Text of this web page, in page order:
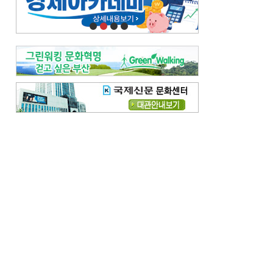
오늘의 날씨-[전체보기]
오늘의 날씨- 2026년 8월 7일
오늘의 날씨- 2026년 8월 6일
우리 결혼해요-[전체보기]
우리 결혼해요- 김홍윤·정세빈 커플